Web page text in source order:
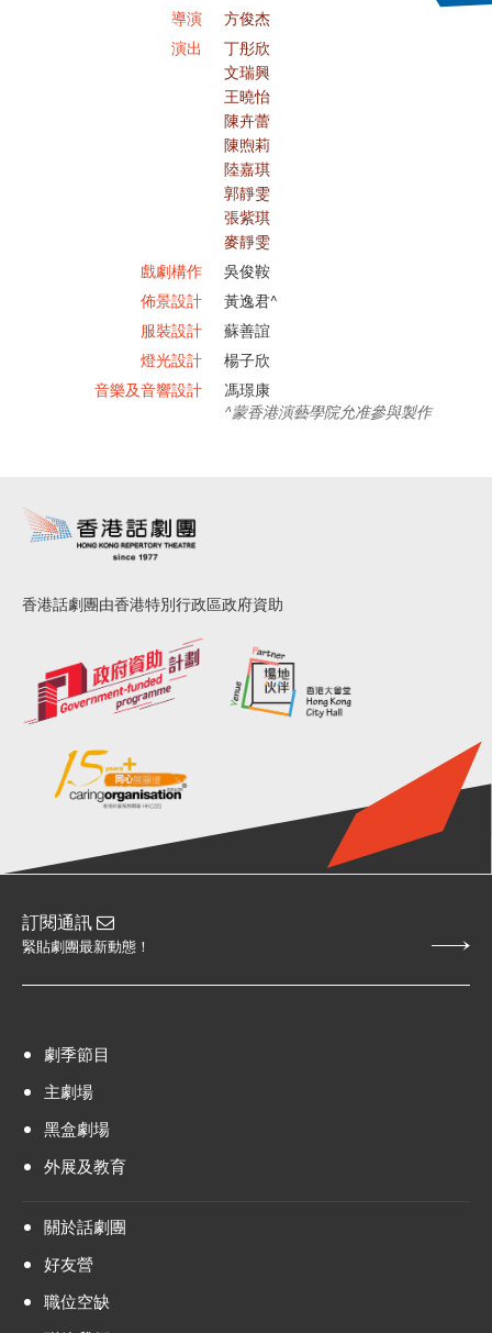
導演
方俊杰
演出
丁彤欣
文瑞興
王曉怡
陳卉蕾
陳煦莉
陸嘉琪
郭靜雯
張紫琪
麥靜雯
戲劇構作
吳俊鞍
佈景設計
黃逸君^
服裝設計
蘇善誼
燈光設計
楊子欣
音樂及音響設計
馮璟康
^蒙香港演藝學院允准參與製作
香港話劇團由香港特別行政區政府資助
訂閱通訊
緊貼劇團最新動態！
劇季節目
主劇場
黑盒劇場
外展及教育
關於話劇團
好友營
職位空缺